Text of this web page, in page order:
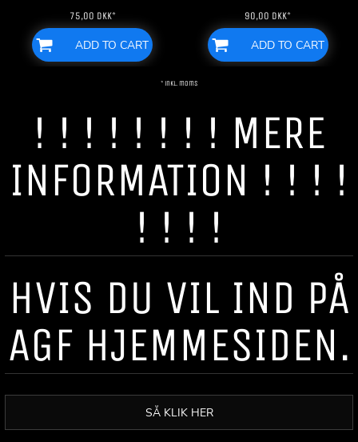
75,00 DKK*
ADD TO CART
90,00 DKK*
ADD TO CART
* inkl. moms
! ! ! ! ! ! ! ! MERE
INFORMATION ! ! ! !
! ! ! !
HVIS DU VIL IND PÅ
AGF HJEMMESIDEN.
SÅ KLIK HER